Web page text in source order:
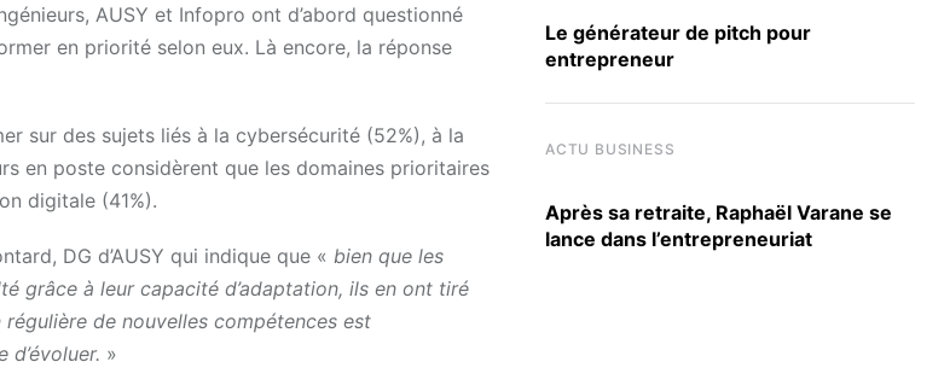
AUSY et Infopro ont d’abord questionné
en priorité selon eux. Là encore, la réponse
sur des sujets liés à la cybersécurité (52%), à la
en poste considèrent que les domaines prioritaires
digitale (41%).
DG d’AUSY qui indique que « bien que les
grâce à leur capacité d’adaptation, ils en ont tiré
de nouvelles compétences est
»
Le générateur de pitch pour
entrepreneur
ACTU BUSINESS
Après sa retraite, Raphaël Varane se
lance dans l’entrepreneuriat